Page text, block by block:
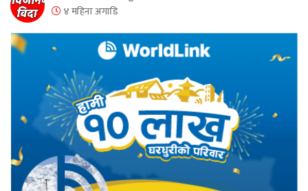
४ महिना अगाडि